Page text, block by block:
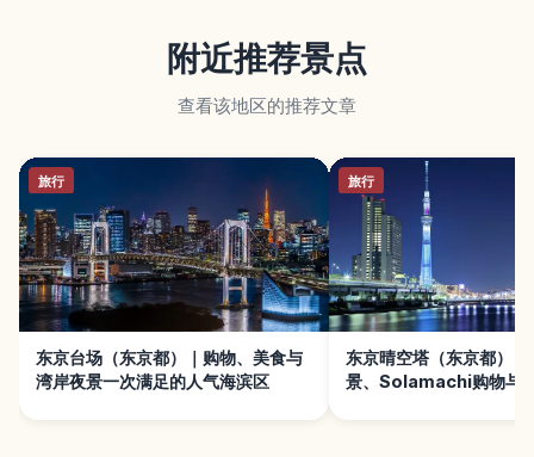
附近推荐景点
查看该地区的推荐文章
旅行
东京台场（东京都）｜购物、美食与
湾岸夜景一次满足的人气海滨区
旅行
东京晴空塔（东京都）｜
景、Solamachi购物与